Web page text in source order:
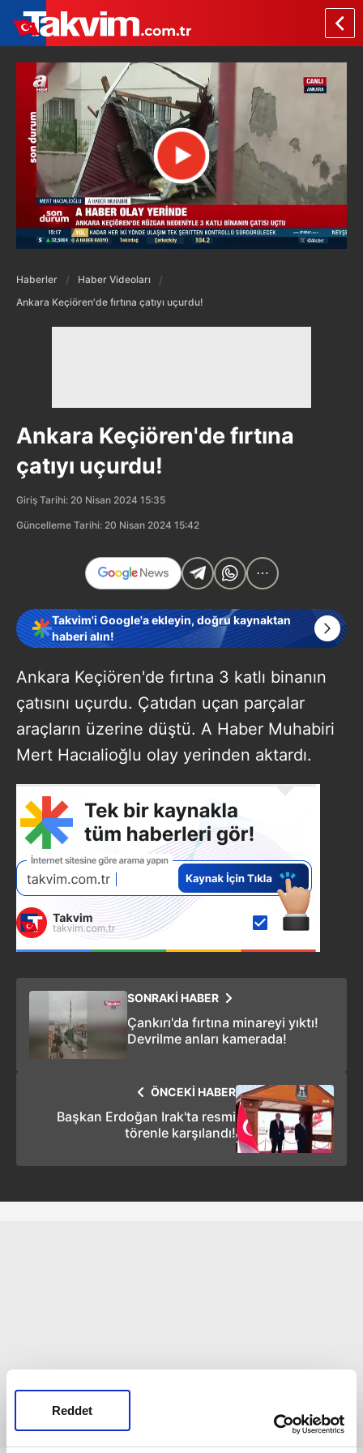
Reddet
Haberler
Haber Videoları
Ankara Keçiören'de fırtına çatıyı uçurdu!
Ankara Keçiören'de fırtına
çatıyı uçurdu!
Giriş Tarihi: 20 Nisan 2024 15:35
Güncelleme Tarihi: 20 Nisan 2024 15:42
Takvim'i Google'a ekleyin, doğru kaynaktan
haberi alın!
Ankara Keçiören'de fırtına 3 katlı binanın
çatısını uçurdu. Çatıdan uçan parçalar
araçların üzerine düştü. A Haber Muhabiri
Mert Hacıalioğlu olay yerinden aktardı.
SONRAKİ HABER
Çankırı'da fırtına minareyi yıktı!
Devrilme anları kamerada!
ÖNCEKİ HABER
Başkan Erdoğan Irak'ta resmi
törenle karşılandı!